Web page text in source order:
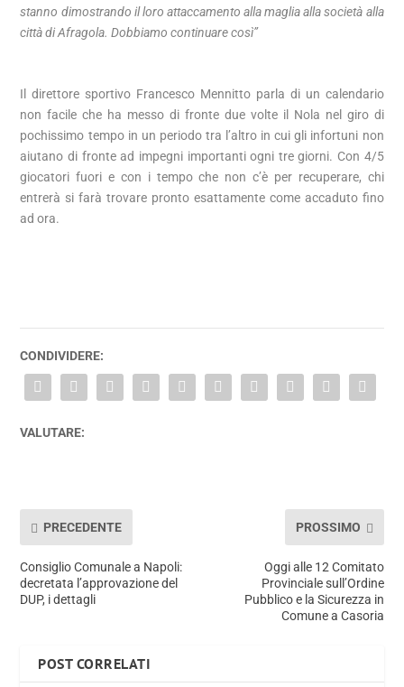
stanno dimostrando il loro attaccamento alla maglia alla società alla
città di Afragola. Dobbiamo continuare così”
Il direttore sportivo Francesco Mennitto parla di un calendario
non facile che ha messo di fronte due volte il Nola nel giro di
pochissimo tempo in un periodo tra l’altro in cui gli infortuni non
aiutano di fronte ad impegni importanti ogni tre giorni. Con 4/5
giocatori fuori e con i tempo che non c’è per recuperare, chi
entrerà si farà trovare pronto esattamente come accaduto fino
ad ora.
CONDIVIDERE:
VALUTARE:
PRECEDENTE
Consiglio Comunale a Napoli:
decretata l’approvazione del
DUP, i dettagli
PROSSIMO
Oggi alle 12 Comitato
Provinciale sull’Ordine
Pubblico e la Sicurezza in
Comune a Casoria
POST CORRELATI